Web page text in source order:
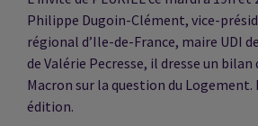
Philippe Dugoin-Clément, vice-
régional d’Ile-de-France, maire UDI
de Valérie Pecresse, il dresse un bilan
Macron sur la question du
édition.